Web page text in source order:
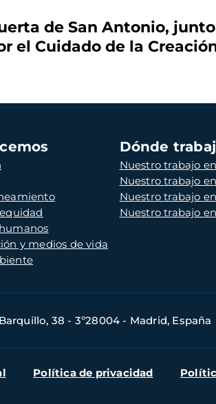
de San Antonio,
el Cuidado de la
y medios de vida
Dónde
Nuestro trabajo
Nuestro trabajo
Nuestro trabajo
Nuestro trabajo
38 - 3º28004 - Madrid, España
Política de privacidad